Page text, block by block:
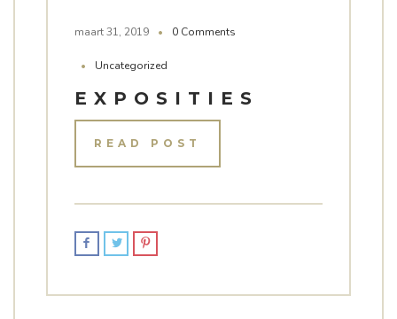
maart 31, 2019 0 Comments
Uncategorized
EXPOSITIES
READ POST